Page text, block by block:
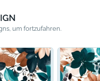
um fortzufahren.